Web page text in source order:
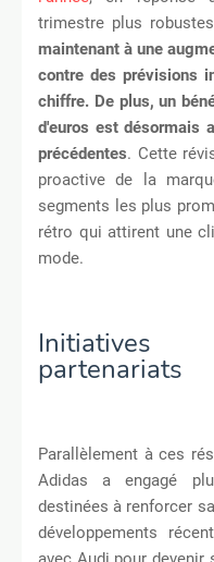
trimestre plus
maintenant à une
contre des prévisions
chiffre. De plus, un
d'euros est désormais
précédentes. Cette
proactive de la
segments les plus
rétro qui attirent une
mode.
Initiatives
partenariats
Parallèlement à ces
Adidas a engagé
destinées à renforcer
développements